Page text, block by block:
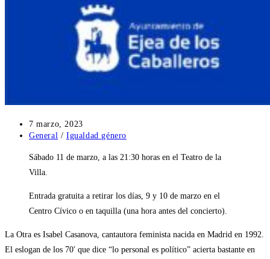
Publicación
de
entrada:
7 marzo, 2023
Categoría
la
entrada:
General / Igualdad género
Sábado 11 de marzo, a las 21:30 horas en el Teatro de la
Villa.
Entrada gratuita a retirar los días, 9 y 10 de marzo en el
Centro Cívico o en taquilla (una hora antes del concierto).
La Otra es Isabel Casanova, cantautora feminista nacida en Madrid en 1992.
El eslogan de los 70′ que dice “lo personal es político” acierta bastante en